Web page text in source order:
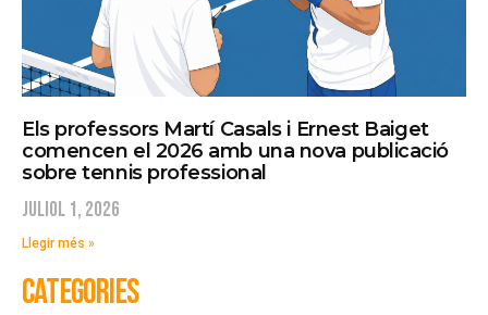
Els professors Martí Casals i Ernest Baiget
comencen el 2026 amb una nova publicació
sobre tennis professional
juliol 1, 2026
Llegir més »
CATEGORIES